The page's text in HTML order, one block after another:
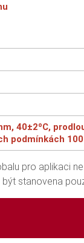
40±2ºC,
podmínkách
pro aplikaci
stanovena